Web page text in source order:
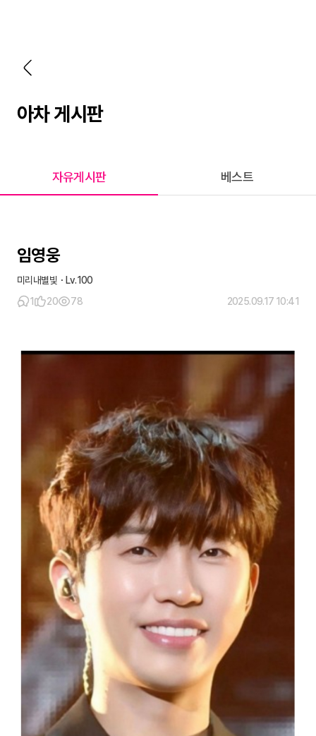
아차 게시판
자유게시판 베스트
임영웅
미리내별빛
100
1
20 78 2025.09.17 10:41